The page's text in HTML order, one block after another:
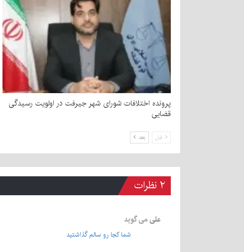
پرونده اختلافات شورای شهر جیرفت در اولویت رسیدگی
قضایی
قبل بعد
۲ نظرات
علیمی گوید
شما کجا رو سالم گذاشتید